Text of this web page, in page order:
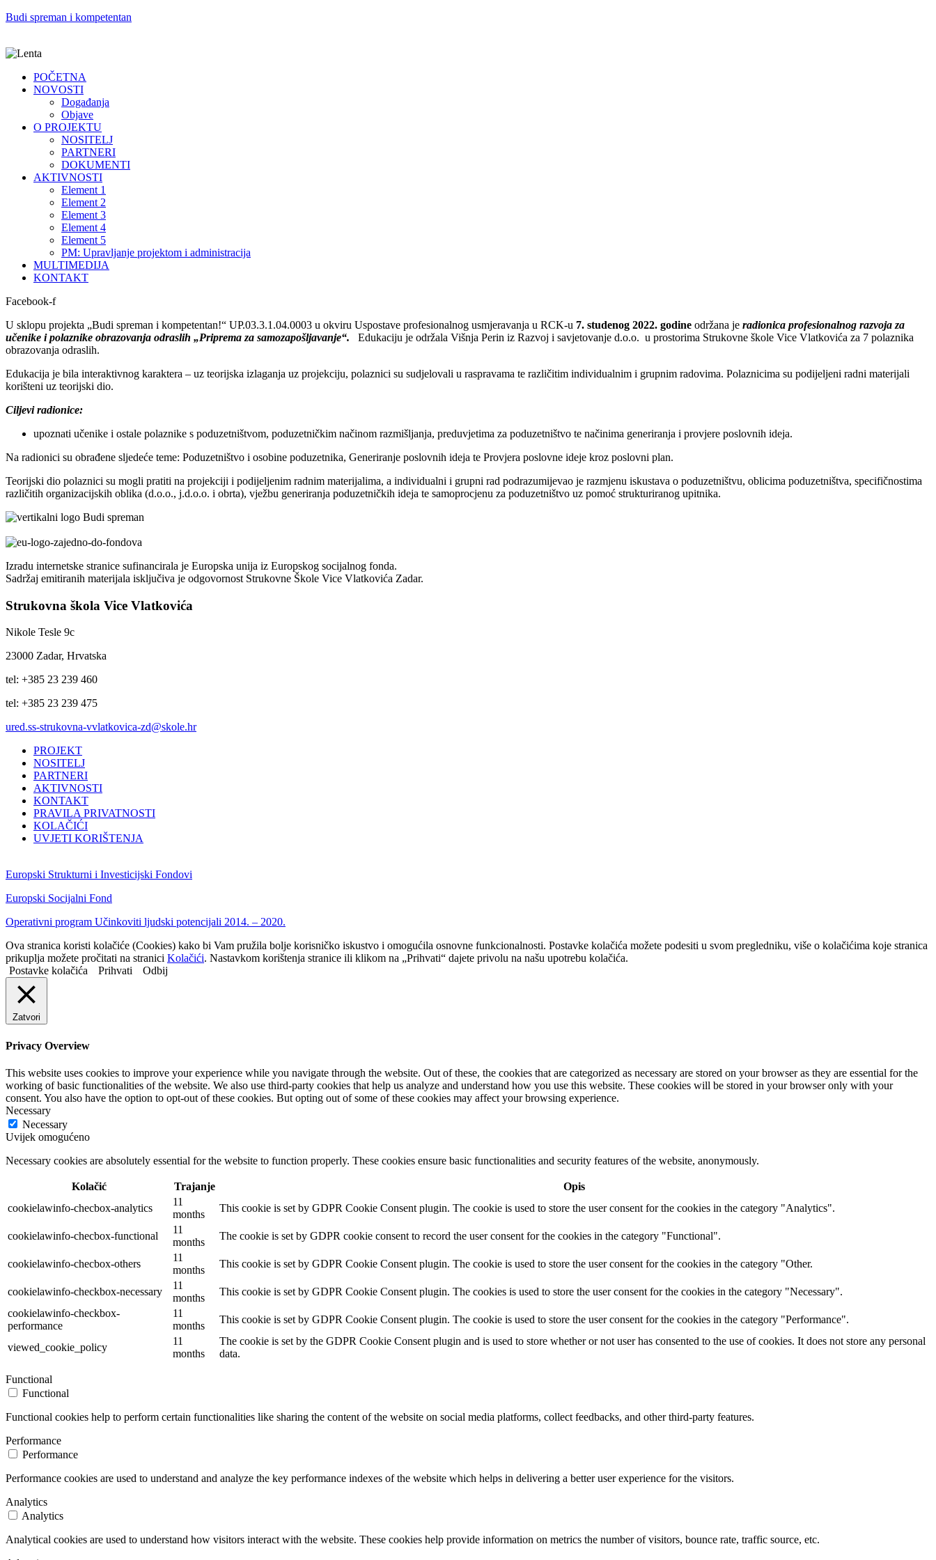
Budi spreman i kompetentan
POČETNA
NOVOSTI
Događanja
Objave
O PROJEKTU
NOSITELJ
PARTNERI
DOKUMENTI
AKTIVNOSTI
Element 1
Element 2
Element 3
Element 4
Element 5
PM: Upravljanje projektom i administracija
MULTIMEDIJA
KONTAKT
Facebook-f
U sklopu projekta „Budi spreman i kompetentan!“ UP.03.3.1.04.0003 u okviru Uspostave profesionalnog usmjeravanja u RCK-u 7. studenog 2022. godine održana je radionica profesionalnog razvoja za
učenike i polaznike obrazovanja odraslih „Priprema za samozapošljavanje“.
Edukaciju je održala Višnja Perin iz Razvoj i savjetovanje d.o.o. u prostorima Strukovne škole Vice Vlatkovića za 7 polaznika
obrazovanja odraslih.
Edukacija je bila interaktivnog karaktera – uz teorijska izlaganja uz projekciju, polaznici su sudjelovali u raspravama te različitim individualnim i grupnim radovima. Polaznicima su podijeljeni radni materijali
korišteni uz teorijski dio.
Ciljevi radionice:
upoznati učenike i ostale polaznike s poduzetništvom, poduzetničkim načinom razmišljanja, preduvjetima za poduzetništvo te načinima generiranja i provjere poslovnih ideja.
Na radionici su obrađene sljedeće teme: Poduzetništvo i osobine poduzetnika, Generiranje poslovnih ideja te Provjera poslovne ideje kroz poslovni plan.
Teorijski dio polaznici su mogli pratiti na projekciji i podijeljenim radnim materijalima, a individualni i grupni rad podrazumijevao je razmjenu iskustava o poduzetništvu, oblicima poduzetništva, specifičnostima
različitih organizacijskih oblika (d.o.o., j.d.o.o. i obrta), vježbu generiranja poduzetničkih ideja te samoprocjenu za poduzetništvo uz pomoć strukturiranog upitnika.
Izradu internetske stranice sufinancirala je Europska unija iz Europskog socijalnog fonda.
Sadržaj emitiranih materijala isključiva je odgovornost Strukovne Škole Vice Vlatkovića Zadar.
Strukovna škola Vice Vlatkovića
Nikole Tesle 9c
23000 Zadar, Hrvatska
tel: +385 23 239 460
tel: +385 23 239 475
ured.ss-strukovna-vvlatkovica-zd@skole.hr
PROJEKT
NOSITELJ
PARTNERI
AKTIVNOSTI
KONTAKT
PRAVILA PRIVATNOSTI
KOLAČIĆI
UVJETI KORIŠTENJA
Europski Strukturni i Investicijski Fondovi
Europski Socijalni Fond
Operativni program Učinkoviti ljudski potencijali 2014. – 2020.
Ova stranica koristi kolačiće (Cookies) kako bi Vam pružila bolje korisničko iskustvo i omogućila osnovne funkcionalnosti. Postavke kolačića možete podesiti u svom pregledniku, više o kolačićima koje stranica
prikuplja možete pročitati na stranici Kolačići. Nastavkom korištenja stranice ili klikom na „Prihvati“ dajete privolu na našu upotrebu kolačića.
Postavke kolačića
Prihvati Odbij
Zatvori
Privacy Overview
This website uses cookies to improve your experience while you navigate through the website. Out of these, the cookies that are categorized as necessary are stored on your browser as they are essential for the
working of basic functionalities of the website. We also use third-party cookies that help us analyze and understand how you use this website. These cookies will be stored in your browser only with your
consent. You also have the option to opt-out of these cookies. But opting out of some of these cookies may affect your browsing experience.
Necessary
Necessary
Uvijek omogućeno
Necessary cookies are absolutely essential for the website to function properly. These cookies ensure basic functionalities and security features of the website, anonymously.
Kolačić Trajanje
Opis
cookielawinfo-checbox-analytics
11
months
This cookie is set by GDPR Cookie Consent plugin. The cookie is used to store the user consent for the cookies in the category "Analytics".
cookielawinfo-checbox-functional
11
months
The cookie is set by GDPR cookie consent to record the user consent for the cookies in the category "Functional".
cookielawinfo-checbox-others
11
months
This cookie is set by GDPR Cookie Consent plugin. The cookie is used to store the user consent for the cookies in the category "Other.
cookielawinfo-checkbox-necessary
11
months
This cookie is set by GDPR Cookie Consent plugin. The cookies is used to store the user consent for the cookies in the category "Necessary".
cookielawinfo-checkbox-
performance
11
months
This cookie is set by GDPR Cookie Consent plugin. The cookie is used to store the user consent for the cookies in the category "Performance".
viewed_cookie_policy
11
months
The cookie is set by the GDPR Cookie Consent plugin and is used to store whether or not user has consented to the use of cookies. It does not store any personal
data.
Functional
Functional
Functional cookies help to perform certain functionalities like sharing the content of the website on social media platforms, collect feedbacks, and other third-party features.
Performance
Performance
Performance cookies are used to understand and analyze the key performance indexes of the website which helps in delivering a better user experience for the visitors.
Analytics
Analytics
Analytical cookies are used to understand how visitors interact with the website. These cookies help provide information on metrics the number of visitors, bounce rate, traffic source, etc.